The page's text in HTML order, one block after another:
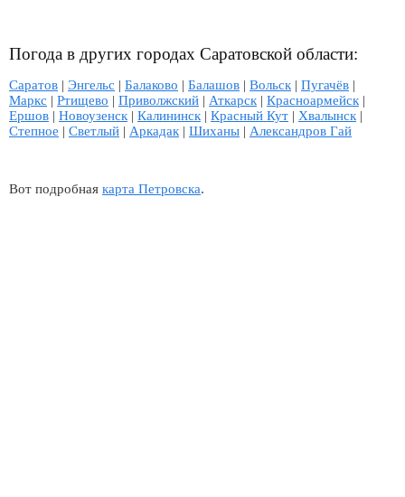
Погода в других городах Саратовской области:
Саратов | Энгельс | Балаково | Балашов | Вольск| Пугачёв |
Маркс | Ртищево | Приволжский | Аткарск| Красноармейск|
Ершов | Новоузенск| Калининск| Красный Кут | Хвалынск|
Степное | Светлый | Аркадак| Шиханы | Александров Гай
Вот подробная карта Петровска.